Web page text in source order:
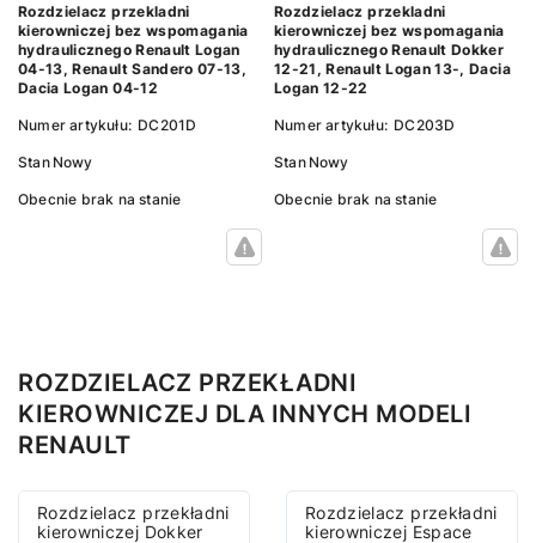
Rozdzielacz przekladni
kierowniczej bez wspomagania
hydraulicznego Renault Logan
04-13, Renault Sandero 07-13,
Dacia Logan 04-12
Numer artykułu: DC201D
Stan Nowy
Obecnie brak na stanie
Rozdzielacz przekladni
kierowniczej bez wspomagania
hydraulicznego Renault Dokker
12-21, Renault Logan 13-, Dacia
Logan 12-22
Numer artykułu: DC203D
Stan Nowy
Obecnie brak na stanie
ROZDZIELACZ PRZEKŁADNI
KIEROWNICZEJ DLA INNYCH MODELI
RENAULT
Rozdzielacz przekładni
kierowniczej Dokker
Rozdzielacz przekładni
kierowniczej Espace